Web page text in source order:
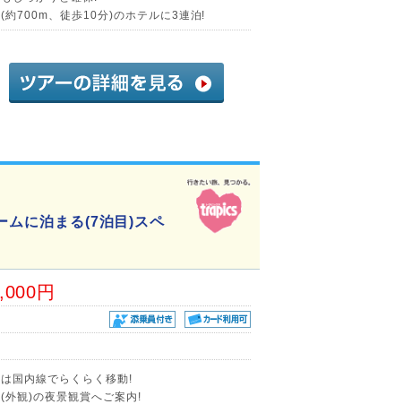
約700m、徒歩10分)のホテルに3連泊!
ムに泊まる(7泊目)スペ
円
国内線でらくらく移動!
外観)の夜景観賞へご案内!